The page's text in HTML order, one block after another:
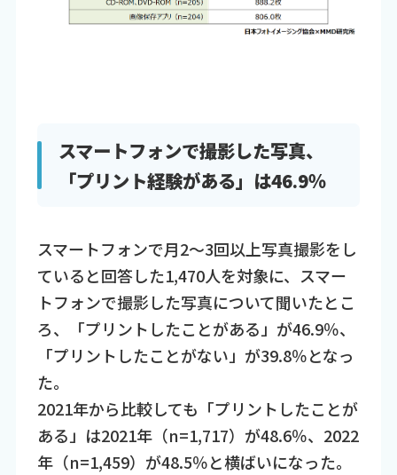
スマートフォンで撮影した写真、
「プリント経験がある」は46.9％
スマートフォンで月2～3回以上写真撮影をし
ていると回答した1,470人を対象に、スマー
トフォンで撮影した写真について聞いたとこ
ろ、「プリントしたことがある」が46.9％、
「プリントしたことがない」が39.8％となっ
た。
2021年から比較しても「プリントしたことが
ある」は2021年（n=1,717）が48.6％、2022
年（n=1,459）が48.5％と横ばいになった。